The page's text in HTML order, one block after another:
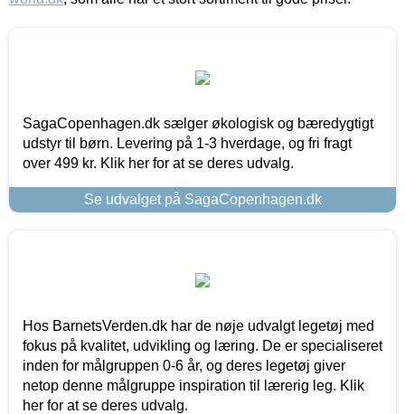
SagaCopenhagen.dk sælger økologisk og bæredygtigt
udstyr til børn. Levering på 1-3 hverdage, og fri fragt
over 499 kr. Klik her for at se deres udvalg.
Se udvalget på SagaCopenhagen.dk
Hos BarnetsVerden.dk har de nøje udvalgt legetøj med
fokus på kvalitet, udvikling og læring. De er specialiseret
inden for målgruppen 0-6 år, og deres legetøj giver
netop denne målgruppe inspiration til lærerig leg. Klik
her for at se deres udvalg.